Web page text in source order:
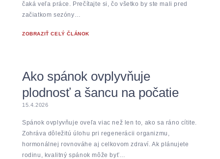
čaká veľa práce. Prečítajte si, čo všetko by ste mali pred
začiatkom sezóny…
ZOBRAZIŤ CELÝ ČLÁNOK
Ako spánok ovplyvňuje
plodnosť a šancu na počatie
15.4.2026
Spánok ovplyvňuje oveľa viac než len to, ako sa ráno cítite.
Zohráva dôležitú úlohu pri regenerácii organizmu,
hormonálnej rovnováhe aj celkovom zdraví. Ak plánujete
rodinu, kvalitný spánok môže byť…